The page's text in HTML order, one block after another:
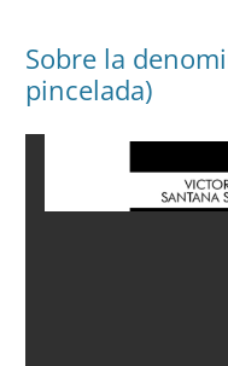
Sobre la
pincelada)